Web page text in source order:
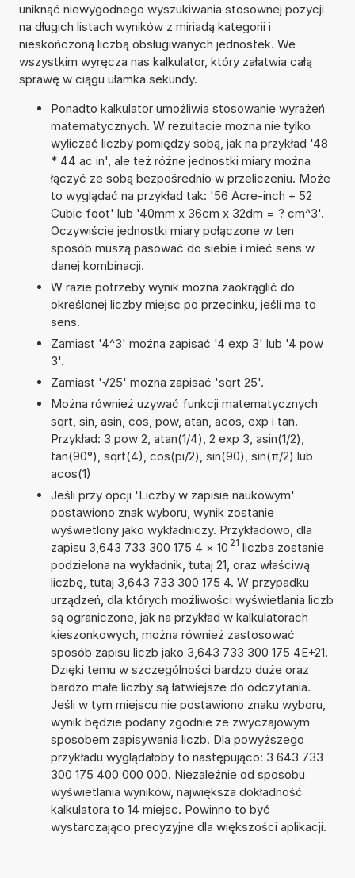
uniknąć niewygodnego wyszukiwania stosownej pozycji
na długich listach wyników z miriadą kategorii i
nieskończoną liczbą obsługiwanych jednostek. We
wszystkim wyręcza nas kalkulator, który załatwia całą
sprawę w ciągu ułamka sekundy.
Ponadto kalkulator umożliwia stosowanie wyrażeń
matematycznych. W rezultacie można nie tylko
wyliczać liczby pomiędzy sobą, jak na przykład '48
* 44 ac in', ale też różne jednostki miary można
łączyć ze sobą bezpośrednio w przeliczeniu. Może
to wyglądać na przykład tak: '56 Acre-inch + 52
Cubic foot' lub '40mm x 36cm x 32dm = ? cm^3'.
Oczywiście jednostki miary połączone w ten
sposób muszą pasować do siebie i mieć sens w
danej kombinacji.
W razie potrzeby wynik można zaokrąglić do
określonej liczby miejsc po przecinku, jeśli ma to
sens.
Zamiast '4^3' można zapisać '4 exp 3' lub '4 pow
3'.
Zamiast '√25' można zapisać 'sqrt 25'.
Można również używać funkcji matematycznych
sqrt, sin, asin, cos, pow, atan, acos, exp i tan.
Przykład: 3 pow 2, atan(1/4), 2 exp 3, asin(1/2),
tan(90°), sqrt(4), cos(pi/2), sin(90), sin(π/2) lub
acos(1)
Jeśli przy opcji 'Liczby w zapisie naukowym'
postawiono znak wyboru, wynik zostanie
wyświetlony jako wykładniczy. Przykładowo, dla
zapisu 3,643 733 300 175 4 × 10 21 liczba zostanie
podzielona na wykładnik, tutaj 21, oraz właściwą
liczbę, tutaj 3,643 733 300 175 4. W przypadku
urządzeń, dla których możliwości wyświetlania liczb
są ograniczone, jak na przykład w kalkulatorach
kieszonkowych, można również zastosować
sposób zapisu liczb jako 3,643 733 300 175 4E+21.
Dzięki temu w szczególności bardzo duże oraz
bardzo małe liczby są łatwiejsze do odczytania.
Jeśli w tym miejscu nie postawiono znaku wyboru,
wynik będzie podany zgodnie ze zwyczajowym
sposobem zapisywania liczb. Dla powyższego
przykładu wyglądałoby to następująco: 3 643 733
300 175 400 000 000. Niezależnie od sposobu
wyświetlania wyników, największa dokładność
kalkulatora to 14 miejsc. Powinno to być
wystarczająco precyzyjne dla większości aplikacji.